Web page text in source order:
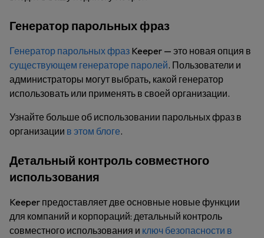
Генератор парольных фраз
Генератор парольных фраз Keeper — это новая опция в
существующем генераторе паролей. Пользователи и
администраторы могут выбрать, какой генератор
использовать или применять в своей организации.
Узнайте больше об использовании парольных фраз в
организации в этом блоге.
Детальный контроль совместного
использования
Keeper предоставляет две основные новые функции
для компаний и корпораций: детальный контроль
совместного использования и ключ безопасности в